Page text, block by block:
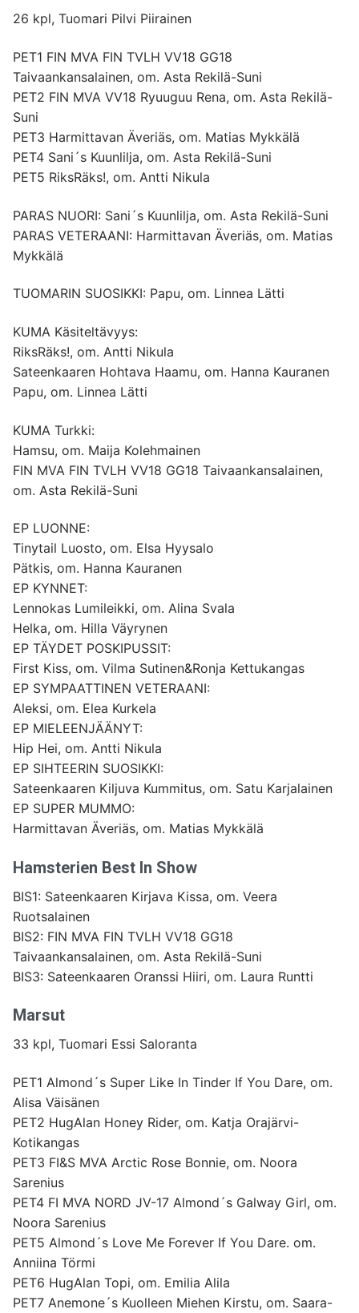
26 kpl, Tuomari Pilvi Piirainen
PET1 FIN MVA FIN TVLH VV18 GG18
Taivaankansalainen, om. Asta Rekilä-Suni
PET2 FIN MVA VV18 Ryuuguu Rena, om. Asta Rekilä-
Suni
PET3 Harmittavan Äveriäs, om. Matias Mykkälä
PET4 Sani´s Kuunlilja, om. Asta Rekilä-Suni
PET5 RiksRäks!, om. Antti Nikula
PARAS NUORI: Sani´s Kuunlilja, om. Asta Rekilä-Suni
PARAS VETERAANI: Harmittavan Äveriäs, om. Matias
Mykkälä
TUOMARIN SUOSIKKI: Papu, om. Linnea Lätti
KUMA Käsiteltävyys:
RiksRäks!, om. Antti Nikula
Sateenkaaren Hohtava Haamu, om. Hanna Kauranen
Papu, om. Linnea Lätti
KUMA Turkki:
Hamsu, om. Maija Kolehmainen
FIN MVA FIN TVLH VV18 GG18 Taivaankansalainen,
om. Asta Rekilä-Suni
EP LUONNE:
Tinytail Luosto, om. Elsa Hyysalo
Pätkis, om. Hanna Kauranen
EP KYNNET:
Lennokas Lumileikki, om. Alina Svala
Helka, om. Hilla Väyrynen
EP TÄYDET POSKIPUSSIT:
First Kiss, om. Vilma Sutinen&Ronja Kettukangas
EP SYMPAATTINEN VETERAANI:
Aleksi, om. Elea Kurkela
EP MIELEENJÄÄNYT:
Hip Hei, om. Antti Nikula
EP SIHTEERIN SUOSIKKI:
Sateenkaaren Kiljuva Kummitus, om. Satu Karjalainen
EP SUPER MUMMO:
Harmittavan Äveriäs, om. Matias Mykkälä
Hamsterien Best In Show
BIS1: Sateenkaaren Kirjava Kissa, om. Veera
Ruotsalainen
BIS2: FIN MVA FIN TVLH VV18 GG18
Taivaankansalainen, om. Asta Rekilä-Suni
BIS3: Sateenkaaren Oranssi Hiiri, om. Laura Runtti
Marsut
33 kpl, Tuomari Essi Saloranta
PET1 Almond´s Super Like In Tinder If You Dare, om.
Alisa Väisänen
PET2 HugAlan Honey Rider, om. Katja Orajärvi-
Kotikangas
PET3 FI&S MVA Arctic Rose Bonnie, om. Noora
Sarenius
PET4 FI MVA NORD JV-17 Almond´s Galway Girl, om.
Noora Sarenius
PET5 Almond´s Love Me Forever If You Dare. om.
Anniina Törmi
PET6 HugAlan Topi, om. Emilia Alila
PET7 Anemone´s Kuolleen Miehen Kirstu, om. Saara-